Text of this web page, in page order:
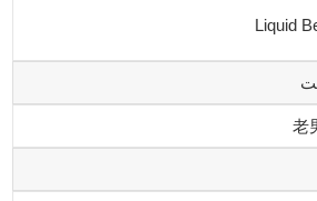
Liquid
老